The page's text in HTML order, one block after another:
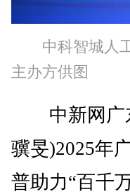
中科智城人
主办方供图
中新网广
骥旻)2025年
普助力“百千